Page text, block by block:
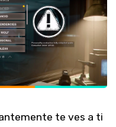
te ves a ti